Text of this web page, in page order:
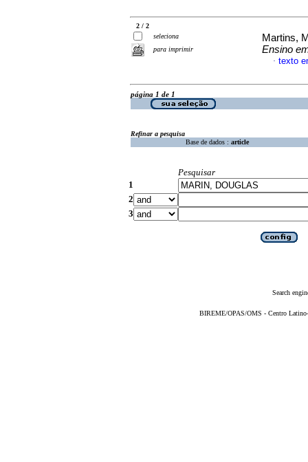
2 / 2
seleciona
para imprimir
Martins,
Ensino
· texto
página 1 de 1
Refinar a pesquisa
Base de dados : article
Pesquisar
1
2
3
Search
BIREME/OPAS/OMS - Centro Latino-